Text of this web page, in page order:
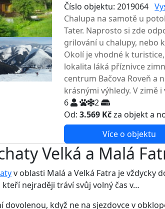
Číslo objektu: 2019064
Chalupa na samotě u
Tater. Naprosto si zde
grilování u chalupy, nebo
Okolí je vhodné k
lokalita láká příznivce
centrum Bačova Roveň a
krásnými výhledy. V zimě
6
2
Od:3.569 Kčza objekt a
Více o objektu
Velká a Malá
v oblasti Malá a Velká Fatra je vždycky
nejraději tráví svůj volný čas v…
dovolenou, když ne na sjezdovce v